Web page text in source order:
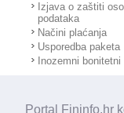
Portal Fininfo.hr
Izjava o zaštiti
podataka
Načini plaćanja
Usporedba paketa
Inozemni